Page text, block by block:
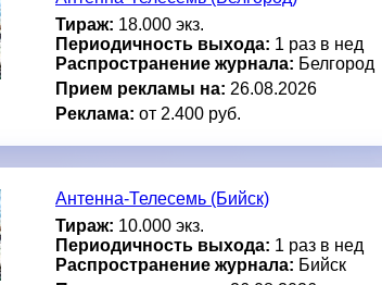
Тираж: 18.000 экз.
Периодичность выхода: 1 раз в нед
Распространение журнала: Белгород
Прием рекламы на: 26.08.2026
Реклама: от 2.400 руб.
Антенна-Телесемь (Бийск)
Тираж: 10.000 экз.
Периодичность выхода: 1 раз в нед
Распространение журнала: Бийск